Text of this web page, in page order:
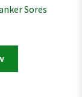
Sores